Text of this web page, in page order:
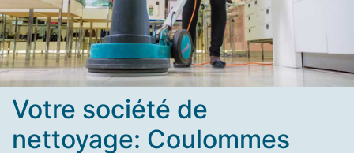
Votre société de
nettoyage: Coulommes